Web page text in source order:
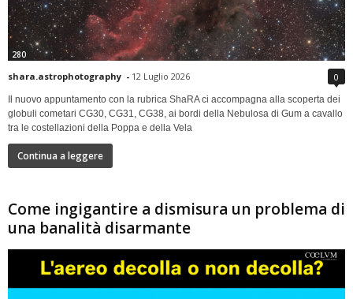
280
shara.astrophotography - 12 Luglio 2026 0
Il nuovo appuntamento con la rubrica ShaRA ci accompagna alla scoperta dei
globuli cometari CG30, CG31, CG38, ai bordi della Nebulosa di Gum a cavallo
tra le costellazioni della Poppa e della Vela
Continua a leggere
Come ingigantire a dismisura un problema di
una banalità disarmante